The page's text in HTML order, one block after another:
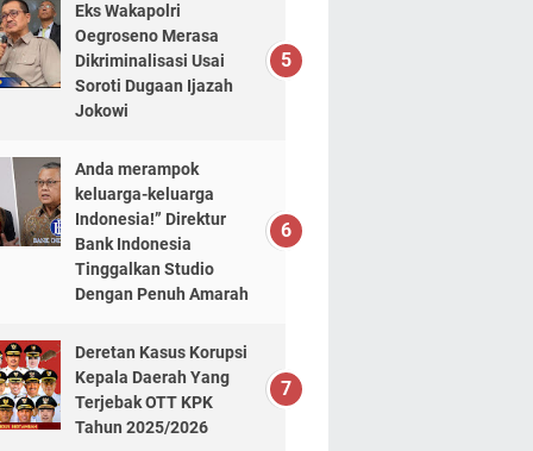
Eks Wakapolri
Oegroseno Merasa
Dikriminalisasi Usai
Soroti Dugaan Ijazah
Jokowi
Anda merampok
keluarga-keluarga
Indonesia!” Direktur
Bank Indonesia
Tinggalkan Studio
Dengan Penuh Amarah
Deretan Kasus Korupsi
Kepala Daerah Yang
Terjebak OTT KPK
Tahun 2025/2026